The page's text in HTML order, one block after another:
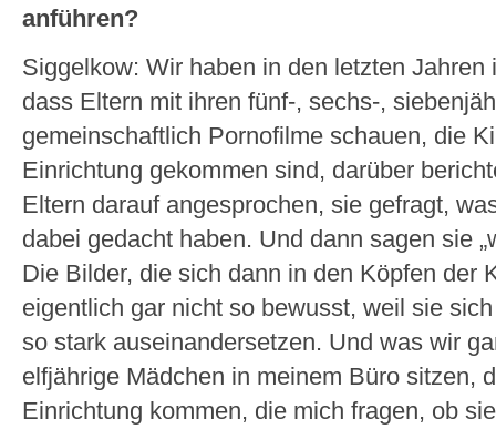
anführen?
Siggelkow: Wir haben in den letzten
dass Eltern mit ihren fünf-, sechs-,
gemeinschaftlich Pornofilme schauen, die
Einrichtung gekommen sind, darüber
Eltern darauf angesprochen, sie gefragt,
dabei gedacht haben. Und dann sagen sie
Die Bilder, die sich dann in den Köpfen der
eigentlich gar nicht so bewusst, weil sie
so stark auseinandersetzen. Und was wir
elfjährige Mädchen in meinem Büro sitzen,
Einrichtung kommen, die mich fragen, ob